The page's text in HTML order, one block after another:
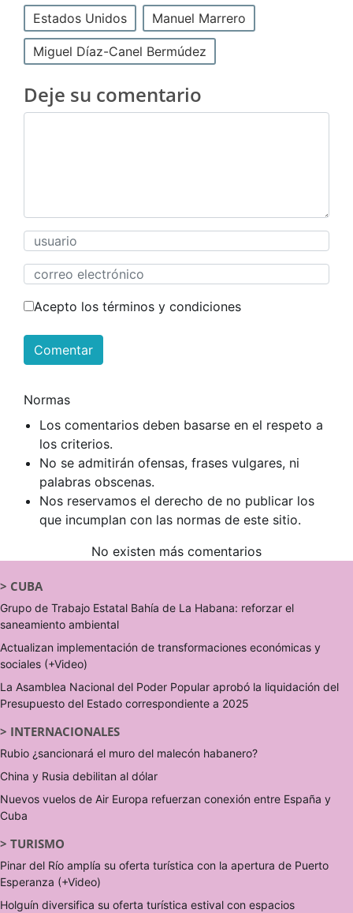
Estados Unidos Manuel Marrero
Miguel Díaz-Canel Bermúdez
Deje su comentario
Acepto los términos y condiciones
Comentar
Normas
Los comentarios deben basarse en el respeto a
los criterios.
No se admitirán ofensas, frases vulgares, ni
palabras obscenas.
Nos reservamos el derecho de no publicar los
que incumplan con las normas de este sitio.
No existen más comentarios
> CUBA
Grupo de Trabajo Estatal Bahía de La Habana: reforzar el
saneamiento ambiental
Actualizan implementación de transformaciones económicas y
sociales (+Video)
La Asamblea Nacional del Poder Popular aprobó la liquidación del
Presupuesto del Estado correspondiente a 2025
> INTERNACIONALES
Rubio ¿sancionará el muro del malecón habanero?
China y Rusia debilitan al dólar
Nuevos vuelos de Air Europa refuerzan conexión entre España y
Cuba
> TURISMO
Pinar del Río amplía su oferta turística con la apertura de Puerto
Esperanza (+Video)
Holguín diversifica su oferta turística estival con espacios